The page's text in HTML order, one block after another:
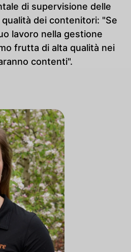
di supervisione delle
dei contenitori: "Se
lavoro nella gestione
frutta di alta qualità nei
contenti".